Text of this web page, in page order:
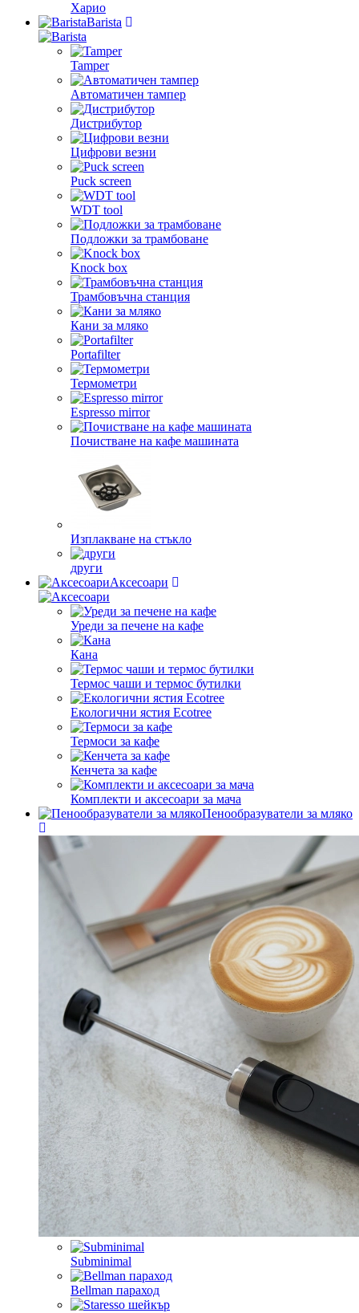
Харио
Barista
Tamper
Автоматичен тампер
Дистрибутор
Цифрови везни
Puck screen
WDT tool
Подложки за трамбоване
Knock box
Трамбовъчна станция
Кани за мляко
Portafilter
Термометри
Espresso mirror
Почистване на кафе машината
Изплакване на стъкло
други
Аксесоари
Уреди за печене на кафе
Кана
Термос чаши и термос бутилки
Екологични ястия Ecotree
Термоси за кафе
Кенчета за кафе
Комплекти и аксесоари за мача
Пенообразуватели за мляко
Subminimal
Bellman параход